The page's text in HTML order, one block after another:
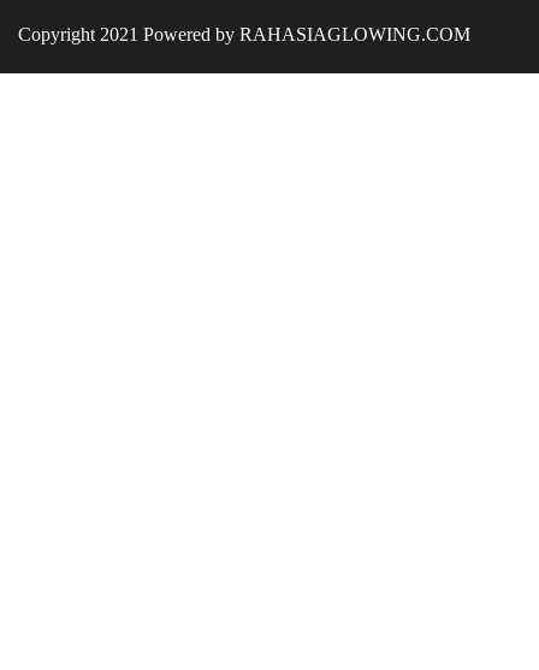
Copyright 2021 Powered by RAHASIAGLOWING.COM